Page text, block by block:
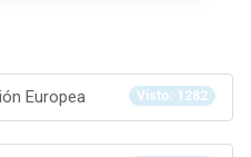
Europea Visto: 1282